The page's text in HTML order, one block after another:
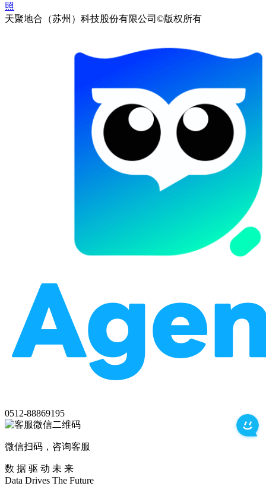
照
天聚地合（苏州）科技股份有限公司©版权所有
0512-88869195
微信扫码，咨询客服
数 据 驱 动 未 来
Data Drives The Future